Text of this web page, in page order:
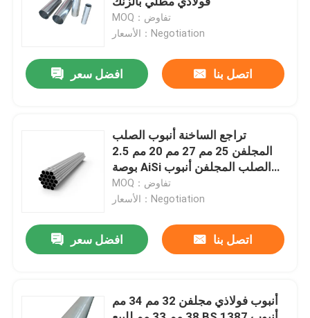
MOQ：تفاوض
الأسعار：Negotiation
افضل سعر اتصل بنا
تراجع الساخنة أنبوب الصلب
المجلفن 25 مم 27 مم 20 مم 2.5
بوصة AiSi الصلب المجلفن أنبوب
دائري 350 مم
MOQ：تفاوض
الأسعار：Negotiation
افضل سعر اتصل بنا
أنبوب فولاذي مجلفن 32 مم 34 مم